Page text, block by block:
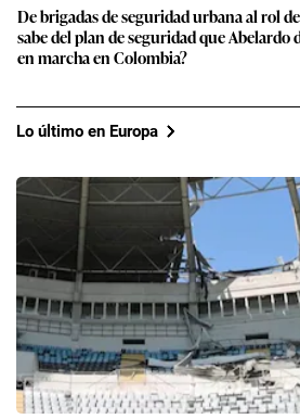
De brigadas de seguridad urbana al rol
sabe del plan de seguridad que Abelardo
en marcha en Colombia?
Lo último en Europa